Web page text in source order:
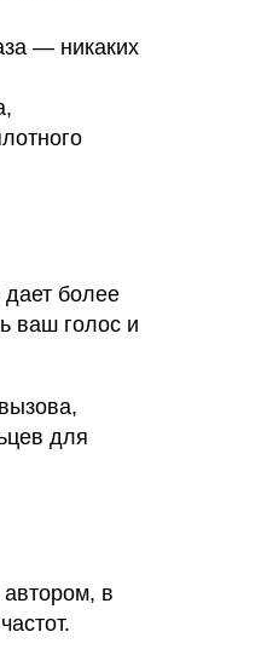
— никаких
более
ваш голос и
для
в